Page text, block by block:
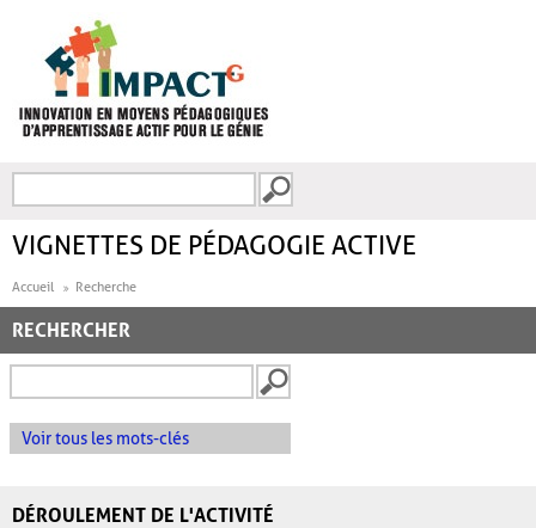
FORMULAIRE DE
VIGNETTES DE PÉDAGOGIE ACTIVE
Accueil Recherche
RECHERCHER
Voir tous les mots-clés
DÉROULEMENT DE L'ACTIVITÉ